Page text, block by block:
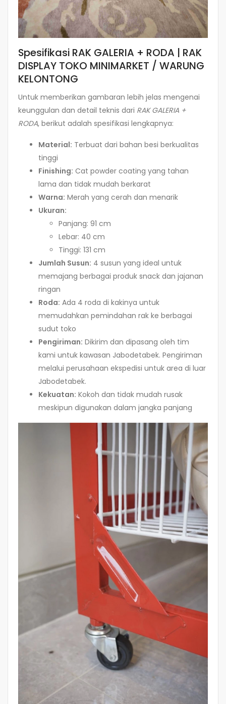
Spesifikasi RAK GALERIA + RODA | RAK
DISPLAY TOKO MINIMARKET / WARUNG
KELONTONG
Untuk memberikan gambaran lebih jelas mengenai
keunggulan dan detail teknis dari RAK GALERIA +
RODA, berikut adalah spesifikasi lengkapnya:
Material: Terbuat dari bahan besi berkualitas
tinggi
Finishing: Cat powder coating yang tahan
lama dan tidak mudah berkarat
Warna: Merah yang cerah dan menarik
Ukuran:
Panjang: 91 cm
Lebar: 40 cm
Tinggi: 131 cm
Jumlah Susun: 4 susun yang ideal untuk
memajang berbagai produk snack dan jajanan
ringan
Roda: Ada 4 roda di kakinya untuk
memudahkan pemindahan rak ke berbagai
sudut toko
Pengiriman: Dikirim dan dipasang oleh tim
kami untuk kawasan Jabodetabek. Pengiriman
melalui perusahaan ekspedisi untuk area di luar
Jabodetabek.
Kekuatan: Kokoh dan tidak mudah rusak
meskipun digunakan dalam jangka panjang